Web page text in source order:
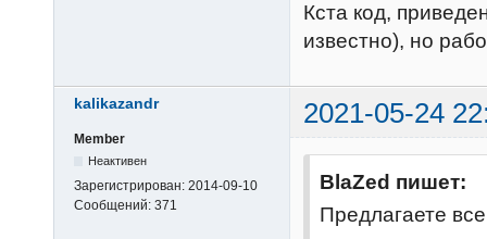
до не
for
local
--Заполним
security.close
Кста код,
известно), но
kalikazandr 2021-05-24
Member
Неактивен
Зарегистрирован: 2014-09-10
Сообщений: 371
BlaZed пишет:
Предлагаете